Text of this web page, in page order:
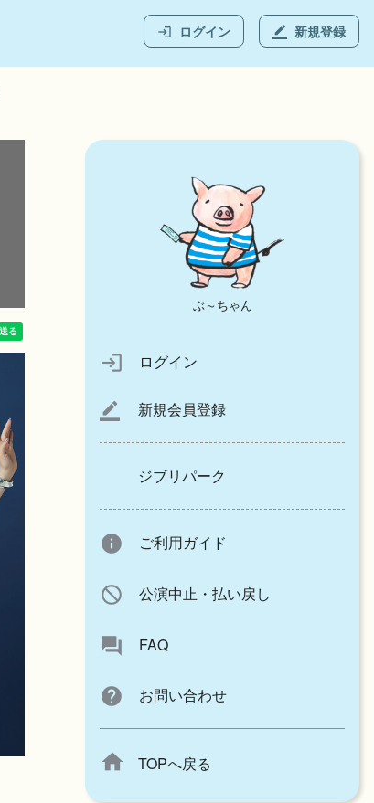
login ログイン border_color 新規登録
ぶ～ちゃん
login ログイン
border_color 新規会員登録
ジブリパーク
info ご利用ガイド
block 公演中止・払い戻し
forum FAQ
help お問い合わせ
home TOPへ戻る